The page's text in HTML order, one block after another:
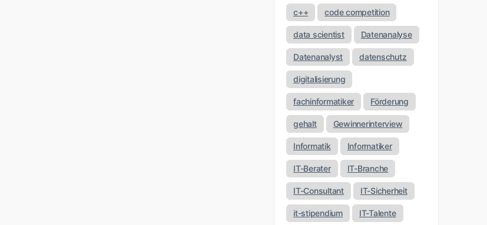
c++ code competition
data scientist Datenanalyse
Datenanalyst datenschutz
digitalisierung
fachinformatiker Förderung
gehalt Gewinnerinterview
Informatik Informatiker
IT-Berater IT-Branche
IT-Consultant IT-Sicherheit
it-stipendium IT-Talente